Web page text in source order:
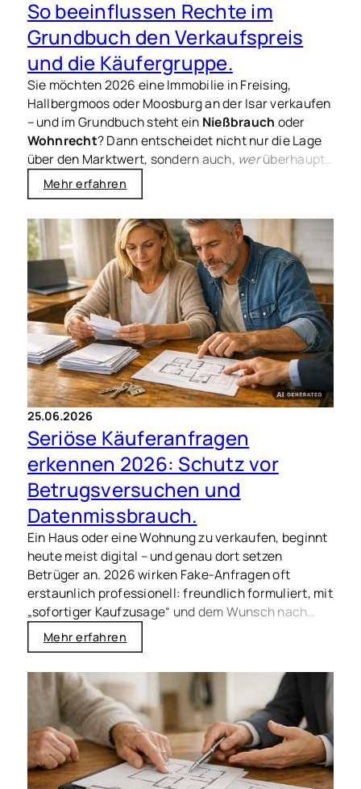
So beeinflussen Rechte im
Grundbuch den Verkaufspreis
und die Käufergruppe.
Sie möchten 2026 eine Immobilie in Freising,
Hallbergmoos oder Moosburg an der Isar verkaufen
– und im Grundbuch steht ein Nießbrauch oder
Wohnrecht? Dann entscheidet nicht nur die Lage
über den Marktwert, sondern auch, werüberhaupt
kaufen kann und zu welchem Preis realistisch
verhandelt wird. Genau hier passieren in der Praxis
die meisten Missverständnisse: zwischen
gefühltem Wert und dem, was Käufer, Banken und
Gutachter tatsächlich ansetzen.
Mehr erfahren
25.06.2026
Seriöse Käuferanfragen
erkennen 2026: Schutz vor
Betrugsversuchen und
Datenmissbrauch.
Ein Haus oder eine Wohnung zu verkaufen, beginnt
heute meist digital – und genau dort setzen
Betrüger an. 2026 wirken Fake-Anfragen oft
erstaunlich professionell: freundlich formuliert, mit
„sofortiger Kaufzusage“ und dem Wunsch nach
schnellen Unterlagen. Wer hier unbedacht
persönliche Daten teilt, riskiert
Identitätsmissbrauch, Phishing oder teure
Umwege. Mit den folgenden Hinweisen erkennen
Sie seriöse Käuferanfragen schneller und schützen
sich wirksam – besonders in gefragten Lagen wie
Freising, Hallbergmoos und Moosburg an der Isar,
wo die Nachfrage hoch ist und Anfragen
entsprechend zahlreich ausfallen können.
Mehr erfahren